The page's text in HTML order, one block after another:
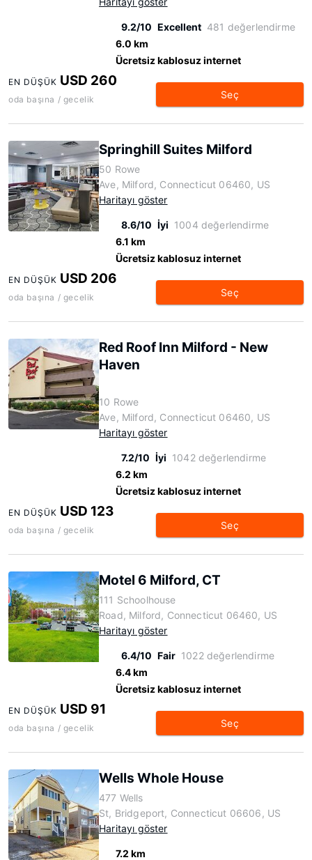
9.2/10 Excellent 481 değerlendirme
6.0 km
Ücretsiz kablosuz internet
EN DÜŞÜK USD 260
oda başına / gecelik Seç
Springhill Suites Milford
50 Rowe
Ave, Milford, Connecticut 06460, US
Haritayı göster
8.6/10 İyi 1004 değerlendirme
6.1 km
Ücretsiz kablosuz internet
EN DÜŞÜK USD 206
oda başına / gecelik Seç
Red Roof Inn Milford - New
Haven
10 Rowe
Ave, Milford, Connecticut 06460, US
Haritayı göster
7.2/10 İyi 1042 değerlendirme
6.2 km
Ücretsiz kablosuz internet
EN DÜŞÜK USD 123
oda başına / gecelik Seç
Motel 6 Milford, CT
111 Schoolhouse
Road, Milford, Connecticut 06460, US
Haritayı göster
6.4/10 Fair 1022 değerlendirme
6.4 km
Ücretsiz kablosuz internet
EN DÜŞÜK USD 91
oda başına / gecelik Seç
Wells Whole House
477 Wells
St, Bridgeport, Connecticut 06606, US
Haritayı göster
7.2 km